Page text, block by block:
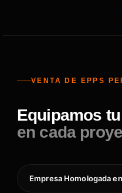
VENTA DE EPPS
Equipamos
en cada
Empresa Homologada